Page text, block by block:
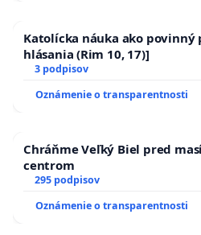
Katolícka náuka ako povinný
hlásania (Rim 10, 17)]
3 podpisov
Oznámenie o transparentnosti
Chráňme Veľký Biel pred
centrom
295 podpisov
Oznámenie o transparentnosti